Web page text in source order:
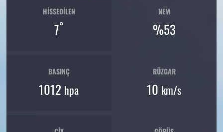
HISSEDILEN
7°
NEM
%53
BASINÇ
1012 hpa
RÜZGAR
10 km/s